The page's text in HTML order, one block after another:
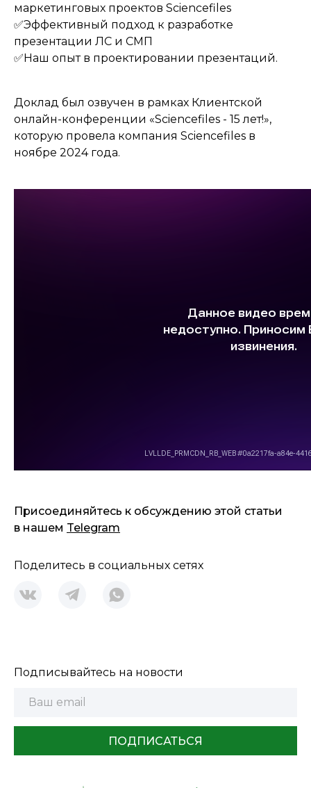
Поделитесь в социальных сетях
маркетинговых проектов Sciencefiles
✅Эффективный подход к разработке
презентации ЛС и СМП
✅Наш опыт в проектировании презентаций.
Доклад был озвучен в рамках Клиентской
онлайн-конференции «Sciencefiles - 15 лет!»,
которую провела компания Sciencefiles в
ноябре 2024 года.
Присоединяйтесь к обсуждению этой статьи
в нашем Telegram
Подписывайтесь на новости
ПОДПИСАТЬСЯ